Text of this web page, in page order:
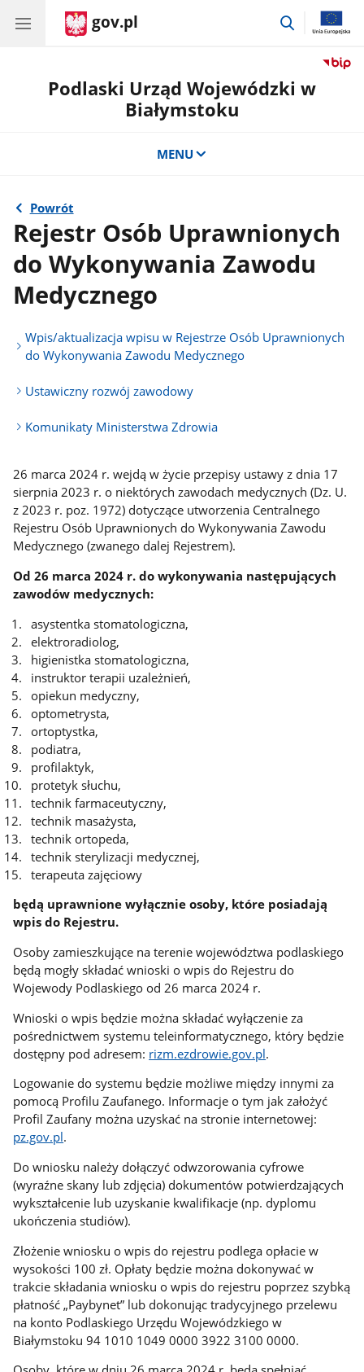
gov.pl
przejdź
Podlaski Urząd Wojewódzki w
Białymstoku
MENU
Powrót
Rejestr Osób Uprawnionych
do Wykonywania Zawodu
Medycznego
Wpis/aktualizacja wpisu w Rejestrze Osób Uprawnionych
do Wykonywania Zawodu Medycznego
Ustawiczny rozwój zawodowy
Komunikaty Ministerstwa Zdrowia
26 marca 2024 r. wejdą w życie przepisy ustawy z dnia 17
sierpnia 2023 r. o niektórych zawodach medycznych (Dz. U.
z 2023 r. poz. 1972) dotyczące utworzenia Centralnego
Rejestru Osób Uprawnionych do Wykonywania Zawodu
Medycznego (zwanego dalej Rejestrem).
Od 26 marca 2024 r. do wykonywania następujących
zawodów medycznych:
asystentka stomatologiczna,
elektroradiolog,
higienistka stomatologiczna,
instruktor terapii uzależnień,
opiekun medyczny,
optometrysta,
ortoptystka,
podiatra,
profilaktyk,
protetyk słuchu,
technik farmaceutyczny,
technik masażysta,
technik ortopeda,
technik sterylizacji medycznej,
terapeuta zajęciowy
będą uprawnione wyłącznie osoby, które posiadają
wpis do Rejestru.
Osoby zamieszkujące na terenie województwa podlaskiego
będą mogły składać wnioski o wpis do Rejestru do
Wojewody Podlaskiego od 26 marca 2024 r.
Wnioski o wpis będzie można składać wyłączenie za
pośrednictwem systemu teleinformatycznego, który będzie
dostępny pod adresem: rizm.ezdrowie.gov.pl.
Logowanie do systemu będzie możliwe między innymi za
pomocą Profilu Zaufanego. Informacje o tym jak założyć
Profil Zaufany można uzyskać na stronie internetowej:
pz.gov.pl.
Do wniosku należy dołączyć odwzorowania cyfrowe
(wyraźne skany lub zdjęcia) dokumentów potwierdzających
wykształcenie lub uzyskanie kwalifikacje (np. dyplomu
ukończenia studiów).
Złożenie wniosku o wpis do rejestru podlega opłacie w
wysokości 100 zł. Opłaty będzie można dokonywać w
trakcie składania wniosku o wpis do rejestru poprzez szybką
płatność „Paybynet” lub dokonując tradycyjnego przelewu
na konto Podlaskiego Urzędu Wojewódzkiego w
Białymstoku 94 1010 1049 0000 3922 3100 0000.